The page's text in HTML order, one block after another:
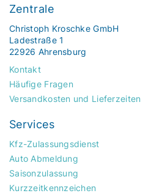
Zentrale
Christoph Kroschke GmbH
Ladestraße 1
22926 Ahrensburg
Kontakt
Häufige Fragen
Versandkosten und Lieferzeiten
Services
Kfz-Zulassungsdienst
Auto Abmeldung
Saisonzulassung
Kurzzeitkennzeichen